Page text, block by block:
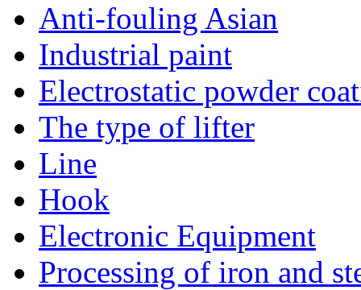
Anti-fouling Asian
Industrial paint
Electrostatic powder
The type of lifter
Line
Hook
Electronic Equipment
Processing of iron and